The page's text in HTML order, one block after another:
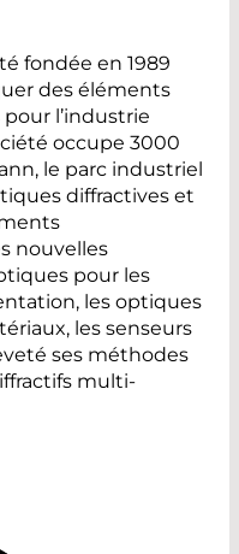
fondée en 1989
des éléments
l’industrie
occupe 3000
le parc industriel
diffractives et
nouvelles
pour les
les optiques
les senseurs
ses méthodes
multi-